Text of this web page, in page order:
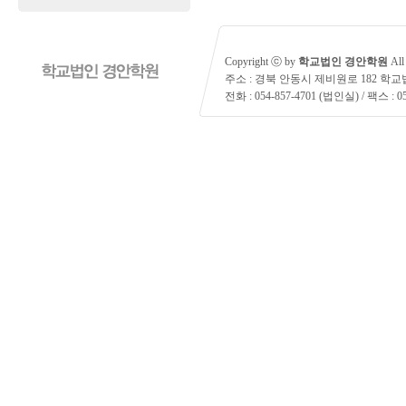
Copyright ⓒ by 학교법인 경안학원 All
주소 : 경북 안동시 제비원로 182 학교
전화 : 054-857-4701 (법인실) / 팩스 :